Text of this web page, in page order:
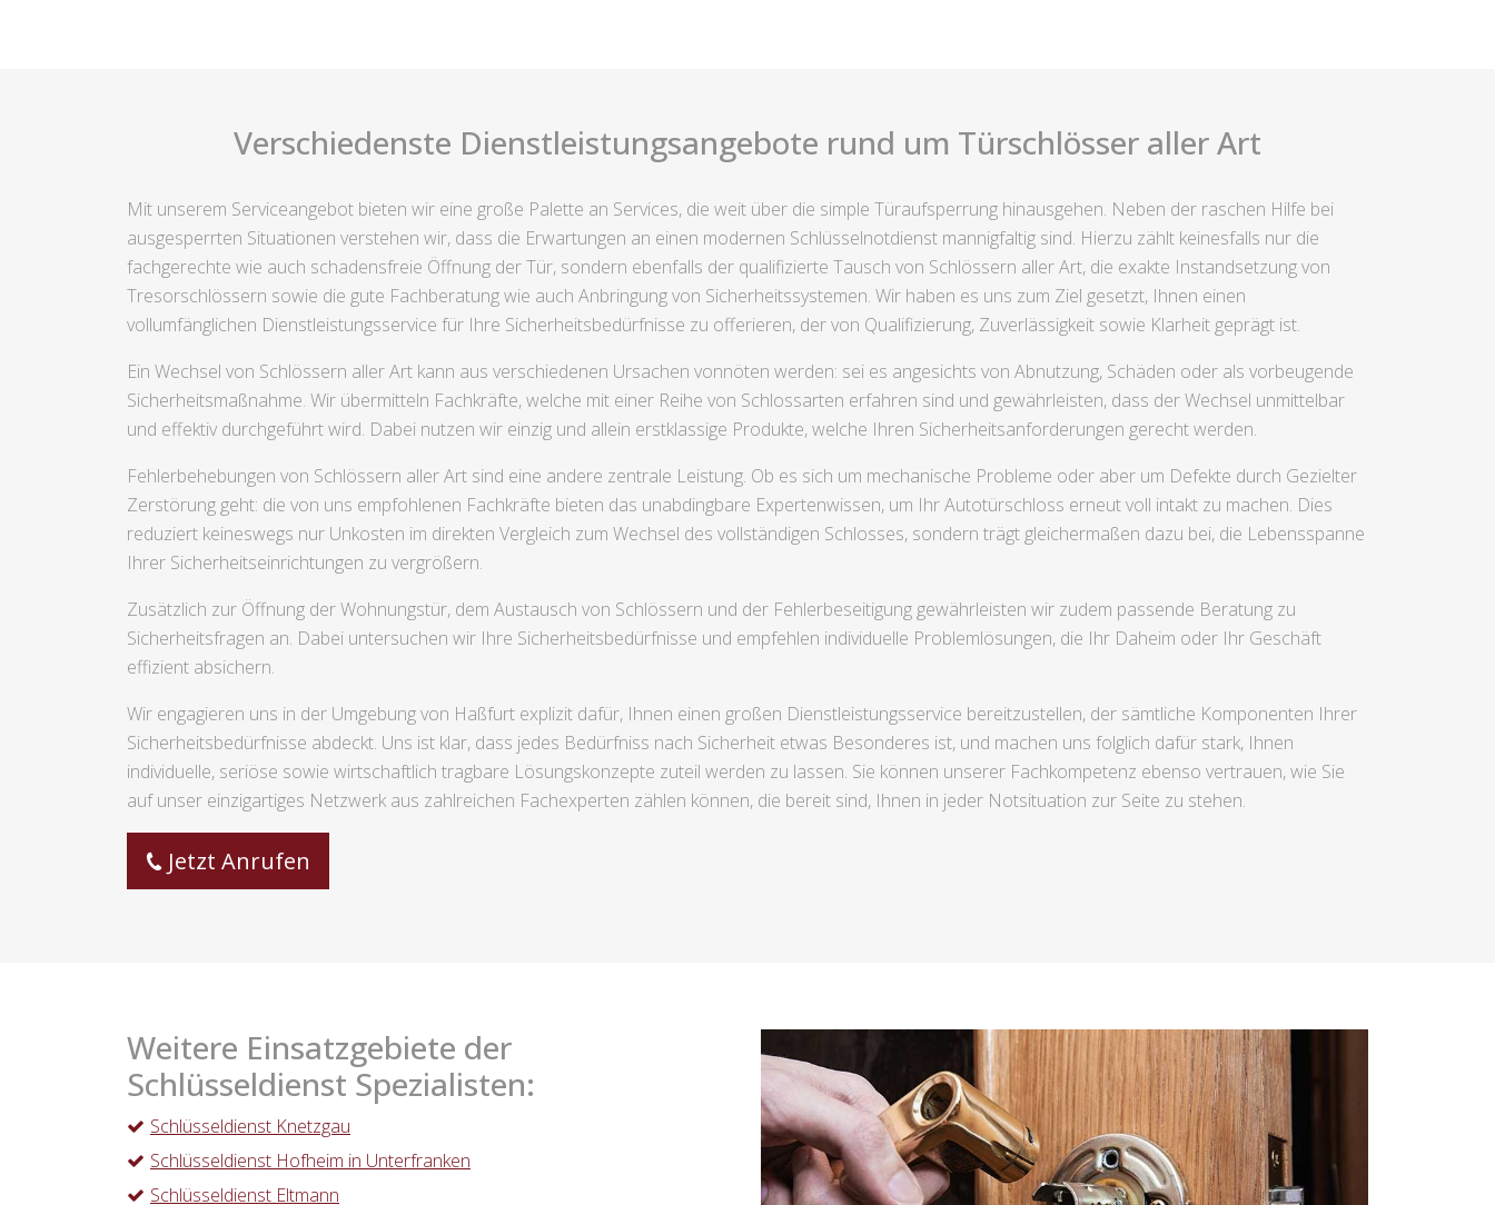
Verschiedenste Dienstleistungsangebote rund um Türschlösser aller Art
Mit unserem Serviceangebot bieten wir eine große Palette an Services, die weit über die simple Türaufsperrung hinausgehen. Neben der raschen Hilfe bei
ausgesperrten Situationen verstehen wir, dass die Erwartungen an einen modernen Schlüsselnotdienst mannigfaltig sind. Hierzu zählt keinesfalls nur die
fachgerechte wie auch schadensfreie Öffnung der Tür, sondern ebenfalls der qualifizierte Tausch von Schlössern aller Art, die exakte Instandsetzung von
Tresorschlössern sowie die gute Fachberatung wie auch Anbringung von Sicherheitssystemen. Wir haben es uns zum Ziel gesetzt, Ihnen einen
vollumfänglichen Dienstleistungsservice für Ihre Sicherheitsbedürfnisse zu offerieren, der von Qualifizierung, Zuverlässigkeit sowie Klarheit geprägt ist.
Ein Wechsel von Schlössern aller Art kann aus verschiedenen Ursachen vonnöten werden: sei es angesichts von Abnutzung, Schäden oder als vorbeugende
Sicherheitsmaßnahme. Wir übermitteln Fachkräfte, welche mit einer Reihe von Schlossarten erfahren sind und gewährleisten, dass der Wechsel unmittelbar
und effektiv durchgeführt wird. Dabei nutzen wir einzig und allein erstklassige Produkte, welche Ihren Sicherheitsanforderungen gerecht werden.
Fehlerbehebungen von Schlössern aller Art sind eine andere zentrale Leistung. Ob es sich um mechanische Probleme oder aber um Defekte durch Gezielter
Zerstörung geht: die von uns empfohlenen Fachkräfte bieten das unabdingbare Expertenwissen, um Ihr Autotürschloss erneut voll intakt zu machen. Dies
reduziert keineswegs nur Unkosten im direkten Vergleich zum Wechsel des vollständigen Schlosses, sondern trägt gleichermaßen dazu bei, die Lebensspanne
Ihrer Sicherheitseinrichtungen zu vergrößern.
Zusätzlich zur Öffnung der Wohnungstür, dem Austausch von Schlössern und der Fehlerbeseitigung gewährleisten wir zudem passende Beratung zu
Sicherheitsfragen an. Dabei untersuchen wir Ihre Sicherheitsbedürfnisse und empfehlen individuelle Problemlösungen, die Ihr Daheim oder Ihr Geschäft
effizient absichern.
Wir engagieren uns in der Umgebung von Haßfurt explizit dafür, Ihnen einen großen Dienstleistungsservice bereitzustellen, der sämtliche Komponenten Ihrer
Sicherheitsbedürfnisse abdeckt. Uns ist klar, dass jedes Bedürfniss nach Sicherheit etwas Besonderes ist, und machen uns folglich dafür stark, Ihnen
individuelle, seriöse sowie wirtschaftlich tragbare Lösungskonzepte zuteil werden zu lassen. Sie können unserer Fachkompetenz ebenso vertrauen, wie Sie
auf unser einzigartiges Netzwerk aus zahlreichen Fachexperten zählen können, die bereit sind, Ihnen in jeder Notsituation zur Seite zu stehen.
Jetzt Anrufen
Weitere Einsatzgebiete der
Schlüsseldienst Spezialisten:
Schlüsseldienst Knetzgau
Schlüsseldienst Hofheim in Unterfranken
Schlüsseldienst Eltmann